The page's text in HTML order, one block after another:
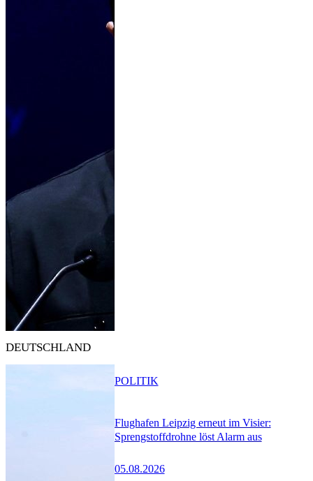
DEUTSCHLAND
Flughafen Leipzig erneut im Visier:
Sprengstoffdrohne löst Alarm aus
05.08.2026
POLITIK